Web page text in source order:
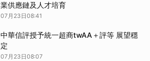
業供應鏈及人才培育
07月23日08:41
中華信評授予統一超商twAA＋評等 展望穩
定
07月23日08:07